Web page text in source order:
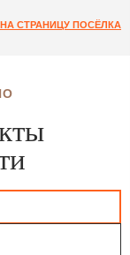
СТРАНИЦУ ПОСЁЛКА